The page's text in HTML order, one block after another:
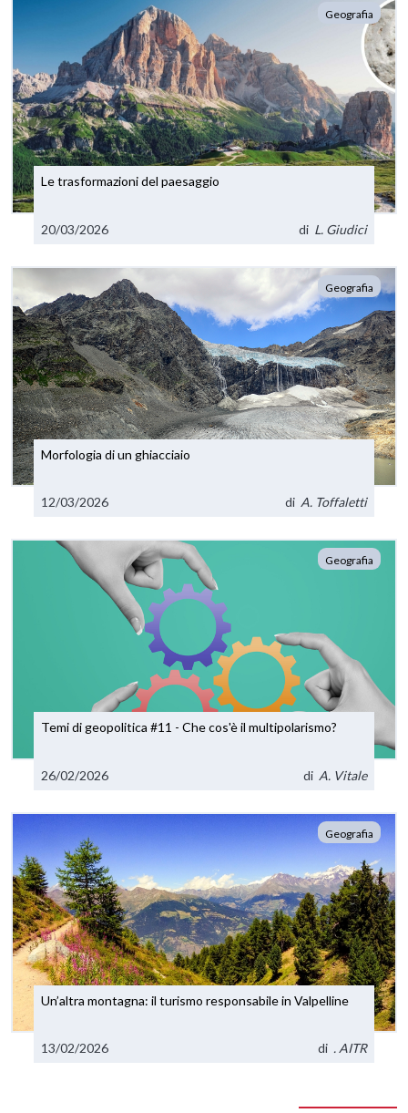
Geografia
Le trasformazioni del paesaggio
20/03/2026 di L. Giudici
Geografia
Morfologia di un ghiacciaio
12/03/2026 di A. Toffaletti
Geografia
Temi di geopolitica #11 - Che cos'è il multipolarismo?
26/02/2026 di A. Vitale
Geografia
Un’altra montagna: il turismo responsabile in Valpelline
13/02/2026 di . AITR